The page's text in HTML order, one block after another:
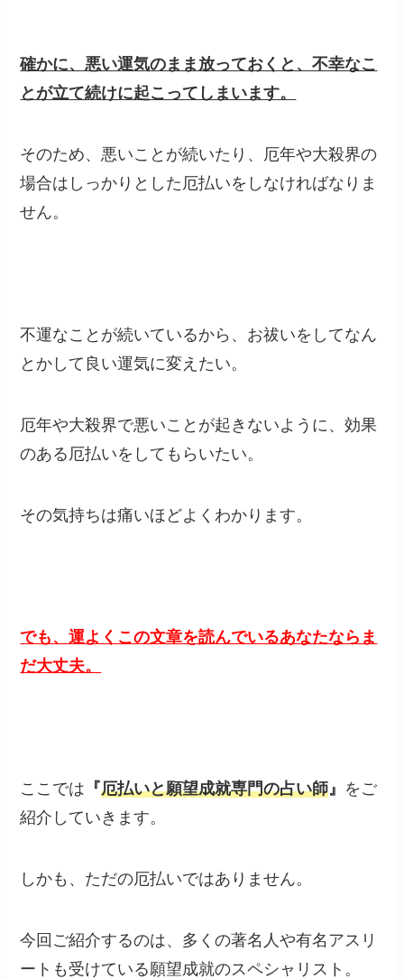
確かに、悪い運気のまま放っておくと、不幸なこ
とが立て続けに起こってしまいます。
そのため、悪いことが続いたり、厄年や大殺界の
場合はしっかりとした厄払いをしなければなりま
せん。
不運なことが続いているから、お祓いをしてなん
とかして良い運気に変えたい。
厄年や大殺界で悪いことが起きないように、効果
のある厄払いをしてもらいたい。
その気持ちは痛いほどよくわかります。
でも、運よくこの文章を読んでいるあなたならま
だ大丈夫。
ここでは 『厄払いと願望成就専門の占い師 』 をご
紹介していきます。
しかも、ただの厄払いではありません。
今回ご紹介するのは、多くの著名人や有名アスリ
ートも受けている願望成就のスペシャリスト。